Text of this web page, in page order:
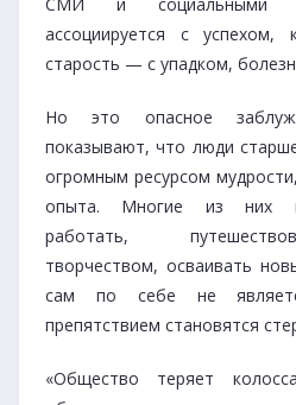
ассоциируется с успехом,
старость — с упадком,
Но это опасное
показывают, что люди
огромным ресурсом
опыта. Многие из них
работать,
творчеством, осваивать
сам по себе не
препятствием становятся
«Общество теряет